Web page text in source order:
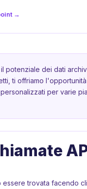
→
dei dati
ti offriamo
personalizzati per varie
essere trovata facendo